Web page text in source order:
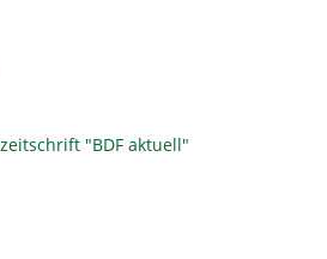
"BDF aktuell"